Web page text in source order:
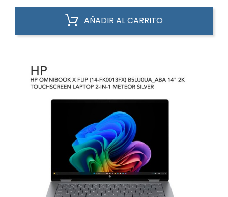
AÑADIR AL CARRITO